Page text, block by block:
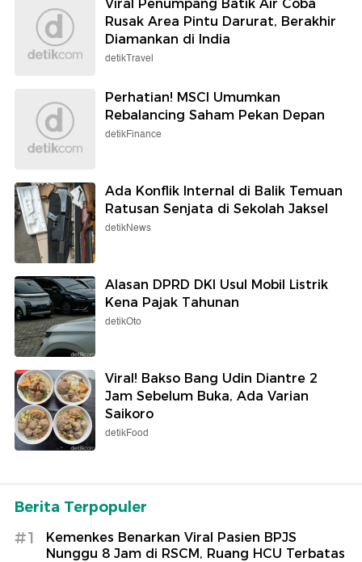
Viral Penumpang Batik Air Coba
Rusak Area Pintu Darurat, Berakhir
Diamankan di India
detikTravel
Perhatian! MSCI Umumkan
Rebalancing Saham Pekan Depan
detikFinance
Ada Konflik Internal di Balik Temuan
Ratusan Senjata di Sekolah Jaksel
detikNews
Alasan DPRD DKI Usul Mobil Listrik
Kena Pajak Tahunan
detikOto
Viral! Bakso Bang Udin Diantre 2
Jam Sebelum Buka, Ada Varian
Saikoro
detikFood
Berita Terpopuler
#1
Kemenkes Benarkan Viral Pasien BPJS
Nunggu 8 Jam di RSCM, Ruang HCU Terbatas